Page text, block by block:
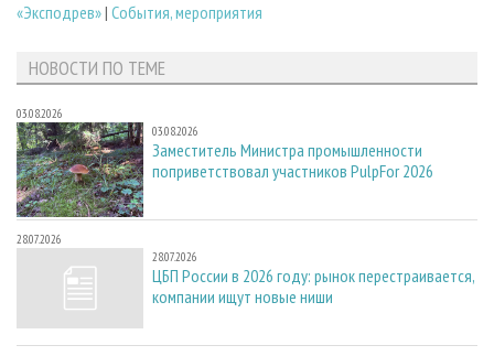
«Эксподрев»| События, мероприятия
НОВОСТИ ПО ТЕМЕ
03.08.2026
03.08.2026
Заместитель Министра промышленности
поприветствовал участников PulpFor 2026
28.07.2026
28.07.2026
ЦБП России в 2026 году: рынок перестраивается,
компании ищут новые ниши